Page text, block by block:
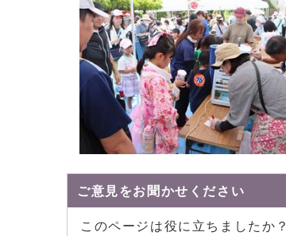
ご意見をお聞かせください
このページは役に立ちましたか？